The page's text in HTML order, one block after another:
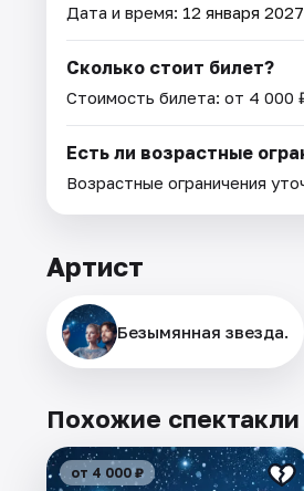
Дата и время: 12 января 2027
Сколько стоит билет?
Стоимость билета: от 4 000
Есть ли возрастные
Возрастные ограничения
Артист
Безымянная звезда.
Похожие спектакли
от 4 000 ₽